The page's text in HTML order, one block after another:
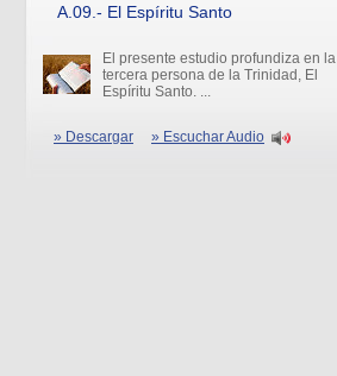
A.09.- El Espíritu Santo
El presente estudio profundiza en la
tercera persona de la Trinidad, El
Espíritu Santo. ...
» Descargar » Escuchar Audio